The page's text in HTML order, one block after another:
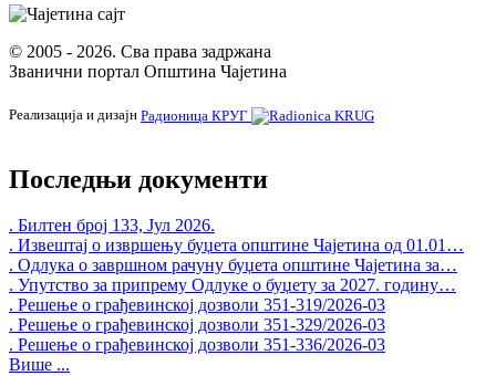
© 2005 - 2026. Сва права задржана
Званични портал Општина Чајетина
Реализација и дизајн Радионица КРУГ
Последњи документи
. Билтен број 133, Јул 2026.
. Извештај о извршењу буџета општине Чајетина од 01.01…
. Одлука о завршном рачуну буџета општине Чајетина за…
. Упутство за припрему Одлуке о буџету за 2027. годину…
. Решење о грађевинској дозволи 351-319/2026-03
. Решење о грађевинској дозволи 351-329/2026-03
. Решење о грађевинској дозволи 351-336/2026-03
Више ...